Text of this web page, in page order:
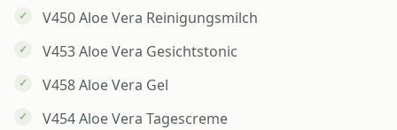
V450 Aloe Vera Reinigungsmilch
V453 Aloe Vera Gesichtstonic
V458 Aloe Vera Gel
V454 Aloe Vera Tagescreme